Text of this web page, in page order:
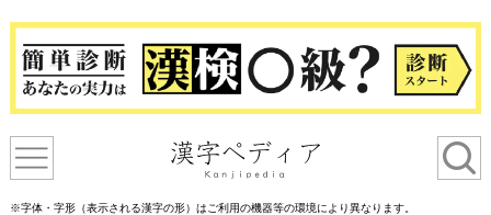
※字体・字形（表示される漢字の形）はご利用の機器等の環境により異なります。